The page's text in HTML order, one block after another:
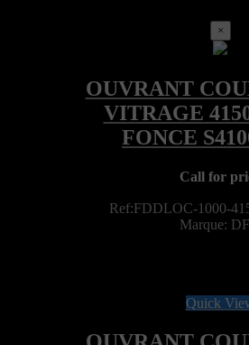
×
Call for
Ref:FDDLOC-1000-
Marque:
Quick